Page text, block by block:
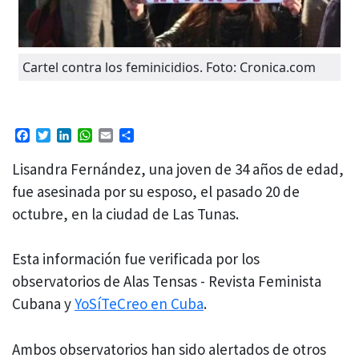
Cartel contra los feminicidios. Foto: Cronica.com
Facebook
TwitterLinkedIn
WhatsApp
Email
Lisandra Fernández, una joven de 34 años de edad,
fue asesinada por su esposo, el pasado 20 de
octubre, en la ciudad de Las Tunas.
Esta información fue verificada por los
observatorios de Alas Tensas - Revista Feminista
Cubana yYoSíTeCreo en Cuba.
Ambos observatorios han sido alertados de otros